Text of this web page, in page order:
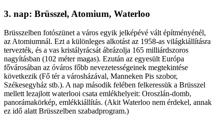
3. nap: Brüsszel, Atomium, Waterloo
Brüsszelben fotószünet a város egyik jelképévé vált építményénél,
az Atomiumnál. Ezt a különleges alkotást az 1958-as világkiállításra
tervezték, és a vas kristályrácsát ábrázolja 165 milliárdszoros
nagyításban (102 méter magas). Ezután az egyesült Európa
fővárosában az óváros főbb nevezetességeinek megtekintése
következik (Fő tér a városházával, Manneken Pis szobor,
Székesegyház stb.). A nap második felében felkeressük a Brüsszel
mellett lezajlott waterlooi csata emlékhelyeit: Oroszlán-domb,
panorámakörkép, emlékkiállítás. (Akit Waterloo nem érdekel, annak
ez idő alatt Brüsszelben szabadprogram.)